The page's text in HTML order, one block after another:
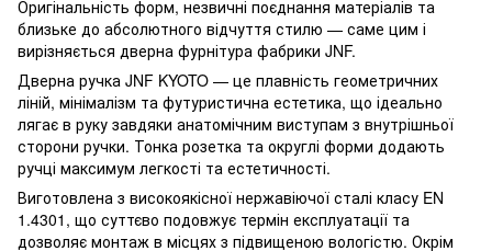
Оригінальність форм, незвичні поєднання матеріалів та
близьке до абсолютного відчуття стилю — саме цим і
вирізняється дверна фурнітура фабрики JNF.
Дверна ручка JNF KYOTO — це плавність геометричних
ліній, мінімалізм та футуристична естетика, що ідеально
лягає в руку завдяки анатомічним виступам з внутрішньої
сторони ручки. Тонка розетка та округлі форми додають
ручці максимум легкості та естетичності.
Виготовлена з високоякісної нержавіючої сталі класу EN
1.4301, що суттєво подовжує термін експлуатації та
дозволяє монтаж в місцях з підвищеною вологістю. Окрім